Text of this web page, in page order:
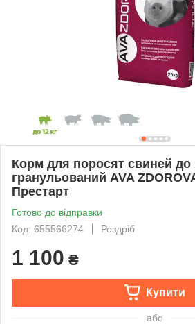
Корм для поросят свиней до
гранульований AVA
Престарт
Готово до відправки
Код: 655566274
Роздріб
1 100 ₴
Купити
або